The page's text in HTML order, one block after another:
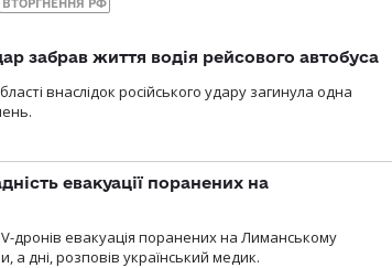
ВТОРГНЕННЯ РФ
забрав життя водія рейсового автобуса
внаслідок російського удару загинула одна
евакуації поранених на
дронів евакуація поранених на Лиманському
а дні, розповів український медик.